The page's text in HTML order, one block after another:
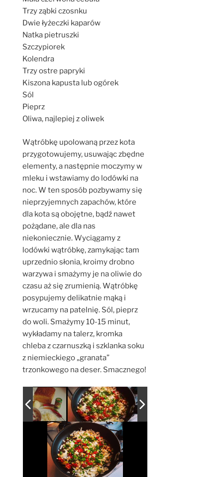
Trzy ząbki czosnku
Dwie łyżeczki kaparów
Natka pietruszki
Szczypiorek
Kolendra
Trzy ostre papryki
Kiszona kapusta lub ogórek
Sól
Pieprz
Oliwa, najlepiej z oliwek
Wątróbkę upolowaną przez kota
przygotowujemy, usuwając zbędne
elementy, a następnie moczymy w
mleku i wstawiamy do lodówki na
noc. W ten sposób pozbywamy się
nieprzyjemnych zapachów, które
dla kota są obojętne, bądź nawet
pożądane, ale dla nas
niekoniecznie. Wyciągamy z
lodówki wątróbkę, zamykając tam
uprzednio słonia, kroimy drobno
warzywa i smażymy je na oliwie do
czasu aż się zrumienią. Wątróbkę
posypujemy delikatnie mąką i
wrzucamy na patelnię. Sól, pieprz
do woli. Smażymy 10-15 minut,
wykładamy na talerz, kromka
chleba z czarnuszką i szklanka soku
z niemieckiego „granata”
trzonkowego na deser. Smacznego!